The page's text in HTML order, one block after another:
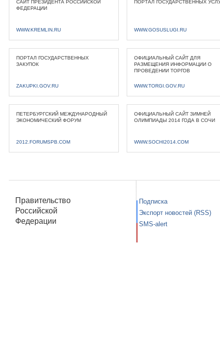
САЙТ ПРЕЗИДЕНТА РОССИЙСКОЙ
ФЕДЕРАЦИИ
WWW.KREMLIN.RU
ПОРТАЛ ГОСУДАРСТВЕННЫХ
WWW.GOSUSLUGI.RU
ПОРТАЛ ГОСУДАРСТВЕННЫХ
ЗАКУПОК
ZAKUPKI.GOV.RU
ОФИЦИАЛЬНЫЙ САЙТ ДЛЯ
РАЗМЕЩЕНИЯ ИНФОРМАЦИИ О
ПРОВЕДЕНИИ ТОРГОВ
WWW.TORGI.GOV.RU
ПЕТЕРБУРГСКИЙ МЕЖДУНАРОДНЫЙ
ЭКОНОМИЧЕСКИЙ ФОРУМ
2012.FORUMSPB.COM
ОФИЦИАЛЬНЫЙ САЙТ ЗИМНЕЙ
ОЛИМПИАДЫ 2014 ГОДА В СОЧИ
WWW.SOCHI2014.COM
Правительство
Российской
Федерации
Подписка
Экспорт новостей (RSS)
SMS-alert